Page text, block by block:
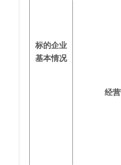
标的企业
基本情况
经